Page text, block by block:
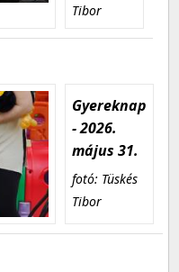
Tibor
Gyereknap
- 2026.
május 31.
fotó: Tüskés
Tibor